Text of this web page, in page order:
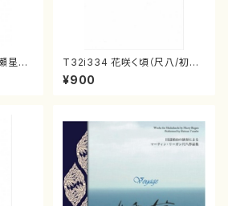
星山/
楽譜
T32i334 花咲く頃（尺八/初代
山川園松/楽譜）都山流公刊楽譜
曲番:2037
¥900